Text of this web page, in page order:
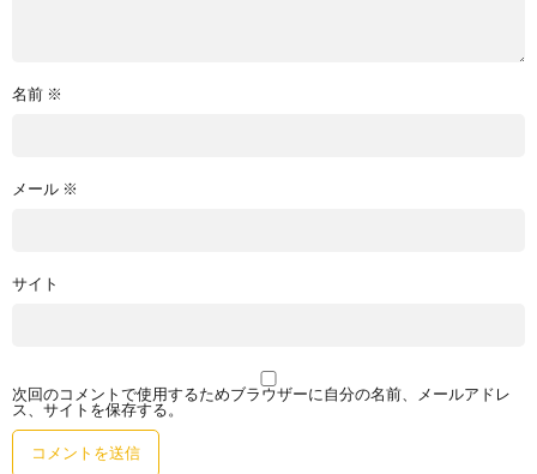
名前 ※
メール ※
サイト
次回のコメントで使用するためブラウザーに自分の名前、メールアドレ
ス、サイトを保存する。